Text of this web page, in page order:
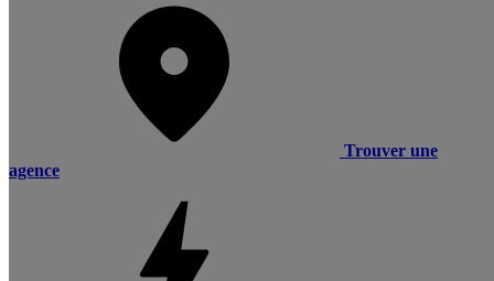
Trouver une
agence